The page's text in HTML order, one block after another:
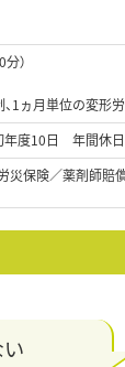
）
1ヵ月単位の変形
度10日 年間休
災保険／薬剤師賠